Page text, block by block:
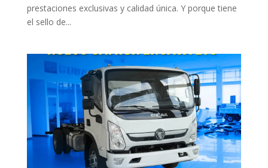
prestaciones exclusivas y calidad única. Y porque tiene
el sello de...